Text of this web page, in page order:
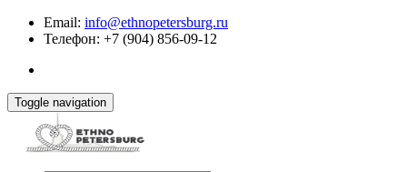
Email: info@ethnopetersburg.ru
Телефон: +7 (904) 856-09-12
Toggle navigation